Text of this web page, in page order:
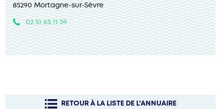
85290 Mortagne-sur-Sèvre
02 51 65 11 59
RETOUR À LA LISTE DE L'ANNUAIRE